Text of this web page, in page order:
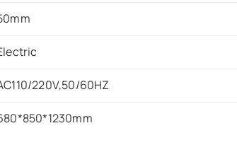
220V,50/60HZ